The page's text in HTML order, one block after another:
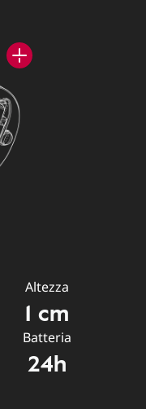
Altezza
1 cm
Batteria
24h